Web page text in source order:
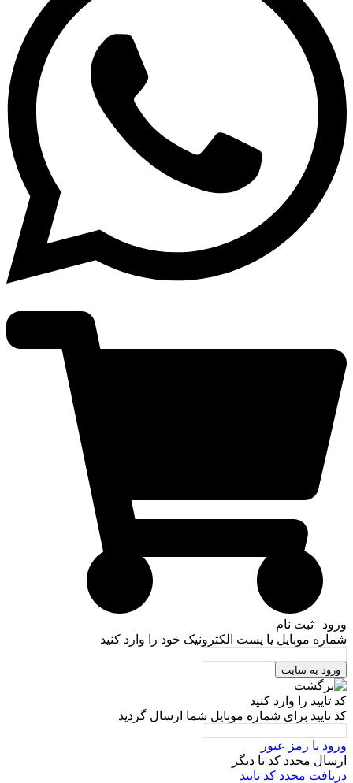
ورود | ثبت نام
شماره موبایل یا پست الکترونیک خود را وارد کنید
ورود به سایت
کد تایید را وارد کنید
کد تایید برای شماره موبایل شما ارسال گردید
ورود با رمز عبور
ارسال مجدد کد تا دیگر
دریافت مجدد کد تایید